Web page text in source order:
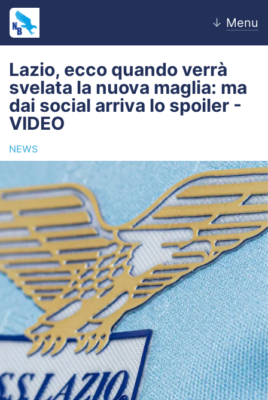
↓ Menu
Home
News
Editoriale
Pagelle
Settore Giovanile
Lazio Women
Calciomercato
Video
Lazio, ecco quando verrà
svelata la nuova maglia: ma
dai social arriva lo spoiler -
VIDEO
NEWS